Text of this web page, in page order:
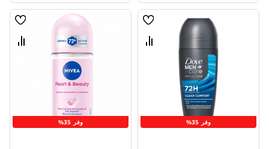
وفر 35%
قائمة
قارن
وفر 35%
قائمة
قارن